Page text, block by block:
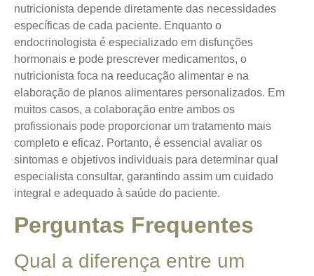
nutricionista depende diretamente das necessidades
específicas de cada paciente. Enquanto o
endocrinologista é especializado em disfunções
hormonais e pode prescrever medicamentos, o
nutricionista foca na reeducação alimentar e na
elaboração de planos alimentares personalizados. Em
muitos casos, a colaboração entre ambos os
profissionais pode proporcionar um tratamento mais
completo e eficaz. Portanto, é essencial avaliar os
sintomas e objetivos individuais para determinar qual
especialista consultar, garantindo assim um cuidado
integral e adequado à saúde do paciente.
Perguntas Frequentes
Qual a diferença entre um